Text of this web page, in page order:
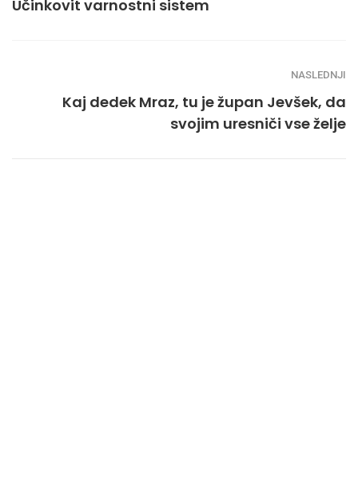
Učinkovit varnostni sistem
NASLEDNJI
Kaj dedek Mraz, tu je župan Jevšek, da
svojim uresniči vse želje